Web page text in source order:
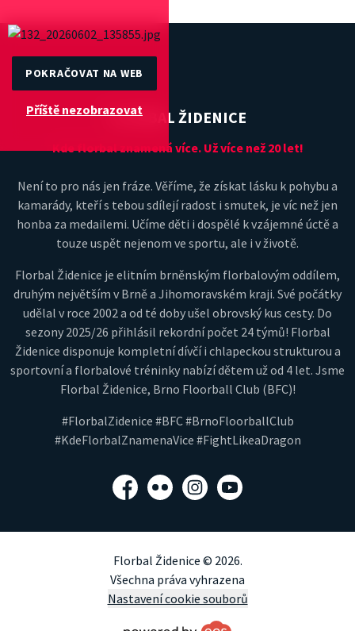
POKRAČOVAT NA WEB
Příště nezobrazovatFLORBAL ŽIDENICE
Kde florbal znamená více. Už více než 20 let!
Není to pro nás jen fráze. Věříme, že získat lásku k pohybu a
kamarády, kteří s tebou sdílejí radost i smutek, je víc než jen
honba za medailemi. Učíme děti i dospělé k vzájemné úctě a
touze uspět nejenom ve sportu, ale i v životě.
Florbal Židenice je elitním brněnským florbalovým oddílem,
druhým největším v Brně a Jihomoravském kraji. Své počátky
udělal v roce 2002 a od té doby ušel obrovský kus cesty. Do
sezony 2025/26 přihlásil rekordní počet 24 týmů! Florbal
Židenice disponuje kompletní dívčí i chlapeckou strukturou a
sportovní a florbalové tréninky nabízí dětem už od 4 let. Jsme
Florbal Židenice, Brno Floorball Club (BFC)!
#FlorbalZidenice #BFC #BrnoFloorballClub
#KdeFlorbalZnamenaVice #FightLikeaDragon
Facebook
Flickr Instagram
YouTube
Florbal Židenice © 2026.
Všechna práva vyhrazena
Nastavení cookie souborů